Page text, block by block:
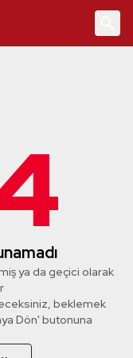
ya da geçici olarak
beklemek
Dön' butonuna